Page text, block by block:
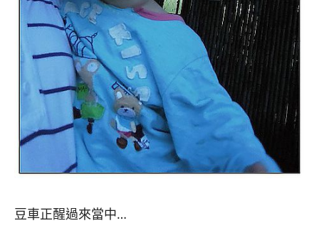
豆車正醒過來當中…